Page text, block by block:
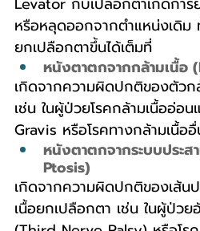
หรือหลุดออกจากตำแหน่งเดิม
ยกเปลือกตาขึ้นได้เต็มที่
หนังตาตกจากกล้ามเนื้อ
เกิดจากความผิดปกติของตัวก
เช่น ในผู้ป่วยโรคกล้ามเนื้ออ่อ
Gravis หรือโรคทางกล้ามเนื้อ
หนังตาตกจากระบบประ
Ptosis)
เกิดจากความผิดปกติของเส้น
เนื้อยกเปลือกตา เช่น ในผู้ป่ว